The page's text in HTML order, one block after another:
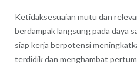
Ketidaksesuaian mutu dan
berdampak langsung pada daya
siap kerja berpotensi
terdidik dan menghambat